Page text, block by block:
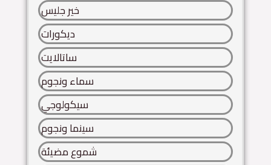
خير جليس
ديكورات
ساتالايت
سماء ونجوم
سيكولوجي
سينما ونجوم
شموع مضيئة